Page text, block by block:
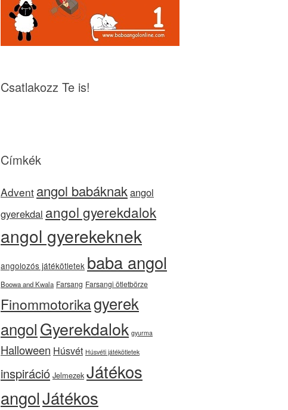
Csatlakozz Te is!
Címkék
Advent angol babáknakangol
gyerekdal angol gyerekdalok
angol gyerekeknek
angolozós játékötletek baba angol
Boowa and Kwala Farsang Farsangi ötletbörze
Finommotorikagyerek
angolGyerekdalok gyurma
Halloween Húsvét Húsvéti játékötletek
inspiráció Jelmezek Játékos
angolJátékos